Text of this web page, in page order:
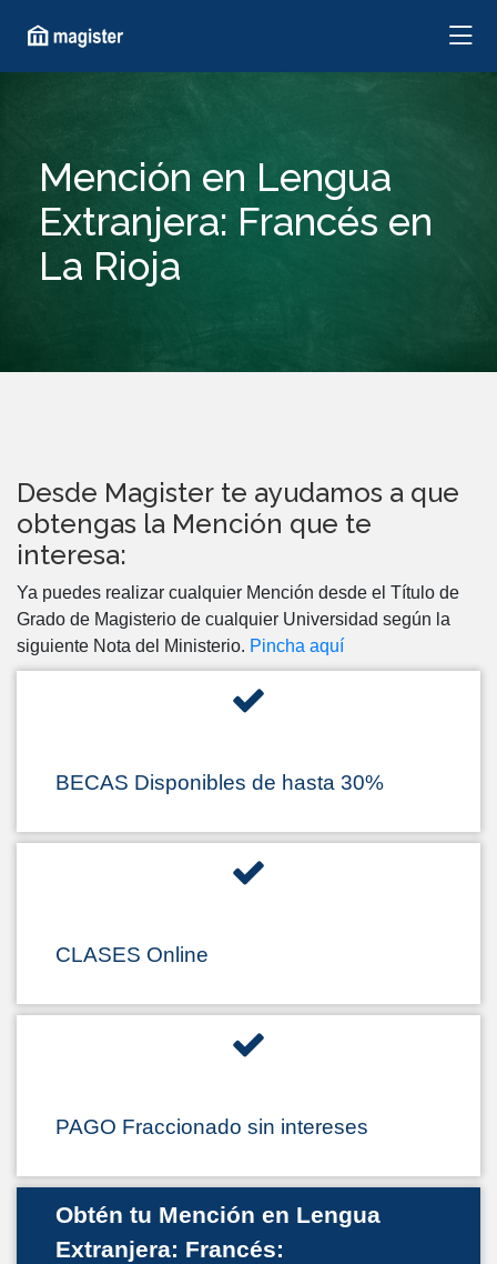
Mención en Lengua
Extranjera: Francés en
La Rioja
Desde Magister te ayudamos a que
obtengas la Mención que te
interesa:
Ya puedes realizar cualquier Mención desde el Título de
Grado de Magisterio de cualquier Universidad según la
siguiente Nota del Ministerio. Pincha aquí
BECAS Disponibles de hasta 30%
CLASES Online
PAGO Fraccionado sin intereses
Obtén tu Mención en Lengua
Extranjera: Francés: